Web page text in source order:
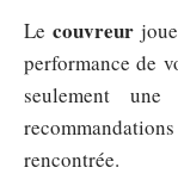
Le couvreurjoue
performance de
seulement
rencontrée.